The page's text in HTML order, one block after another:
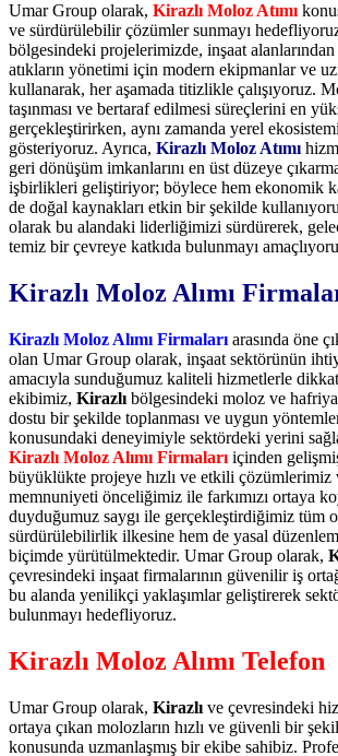
Umar Group olarak, Kirazlı Moloz Atımı
ve sürdürülebilir çözümler sunmayı
bölgesindeki projelerimizde, inşaat
atıkların yönetimi için modern ekipmanlar ve
kullanarak, her aşamada titizlikle çalışıyoruz.
taşınması ve bertaraf edilmesi süreçlerini en
gerçekleştirirken, aynı zamanda yerel
gösteriyoruz. Ayrıca, Kirazlı Moloz Atımı
geri dönüşüm imkanlarını en üst düzeye
işbirlikleri geliştiriyor; böylece hem ekonomik
de doğal kaynakları etkin bir şekilde
olarak bu alandaki liderliğimizi sürdürerek,
temiz bir çevreye katkıda bulunmayı
Kirazlı Moloz Alımı
Kirazlı Moloz Alımı Firmaları arasında öne
olan Umar Group olarak, inşaat sektörünün
amacıyla sunduğumuz kaliteli hizmetlerle
ekibimiz, Kirazlı bölgesindeki moloz ve
dostu bir şekilde toplanması ve uygun
konusundaki deneyimiyle sektördeki yerini
Kirazlı Moloz Alımı Firmaları içinden
büyüklükte projeye hızlı ve etkili çözümlerimiz
memnuniyeti önceliğimiz ile farkımızı ortaya
duyduğumuz saygı ile gerçekleştirdiğimiz tüm
sürdürülebilirlik ilkesine hem de yasal
biçimde yürütülmektedir. Umar Group olarak,
çevresindeki inşaat firmalarının güvenilir iş
bu alanda yenilikçi yaklaşımlar geliştirerek
bulunmayı hedefliyoruz.
Kirazlı Moloz Alımı Telefon
Umar Group olarak, Kirazlı ve çevresindeki
ortaya çıkan molozların hızlı ve güvenli bir
konusunda uzmanlaşmış bir ekibe sahibiz.